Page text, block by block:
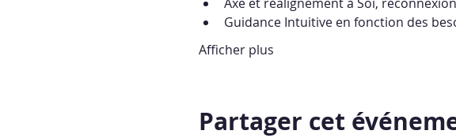
Guidance Intuitive en fonction des
Afficher plus
Partager cet